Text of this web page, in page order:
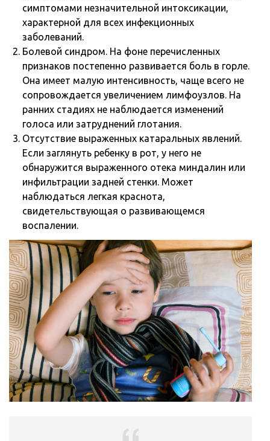
симптомами незначительной интоксикации,
характерной для всех инфекционных
заболеваний.
Болевой синдром. На фоне перечисленных
признаков постепенно развивается боль в горле.
Она имеет малую интенсивность, чаще всего не
сопровождается увеличением лимфоузлов. На
ранних стадиях не наблюдается изменений
голоса или затруднений глотания.
Отсутствие выраженных катаральных явлений.
Если заглянуть ребенку в рот, у него не
обнаружится выраженного отека миндалин или
инфильтрации задней стенки. Может
наблюдаться легкая краснота,
свидетельствующая о развивающемся
воспалении.